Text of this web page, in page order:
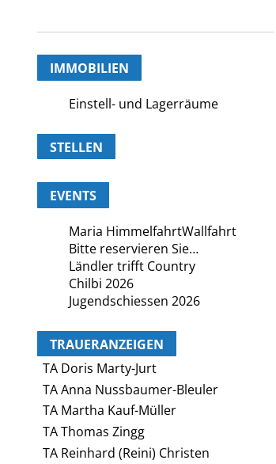
IMMOBILIEN
Einstell- und Lagerräume
STELLEN
EVENTS
Maria HimmelfahrtWallfahrt
Bitte reservieren Sie…
Ländler trifft Country
Chilbi 2026
Jugendschiessen 2026
TRAUERANZEIGEN
TA Doris Marty-Jurt
TA Anna Nussbaumer-Bleuler
TA Martha Kauf-Müller
TA Thomas Zingg
TA Reinhard (Reini) Christen